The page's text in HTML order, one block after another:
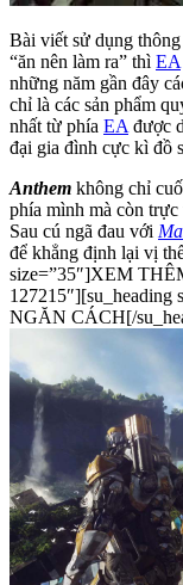
Bài viết sử dụng
“ăn nên làm ra” thì EA
những năm gần đây
chỉ là các sản phẩm
nhất từ phía EA được
đại gia đình cực kì đồ
Anthem không chỉ
phía mình mà còn
Sau cú ngã đau với
để khẳng định lại vị
size=”35″]XEM
NGĂN CÁCH[/